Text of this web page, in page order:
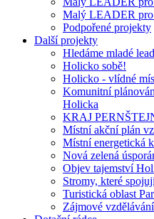
Malý LEADER
Podpořené projekty
Další projekty
Hledáme mladé
Holicko sobě!
Holicko - vlídné
Komunitní
Holicka
KRAJ
Místní akční plán
Místní energetická
Nová zelená
Objev tajemství
Stromy, které
Turistická oblast
Zájmové